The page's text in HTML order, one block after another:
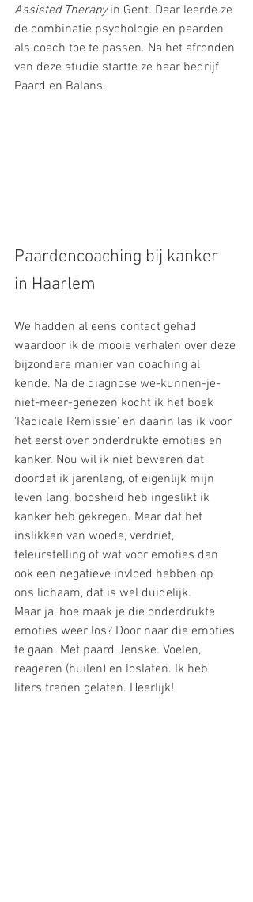
Assisted Therapy in Gent. Daar leerde ze
de combinatie psychologie en paarden
als coach toe te passen. Na het afronden
van deze studie startte ze haar bedrijf
Paard en Balans.
Paardencoaching bij kanker
in Haarlem
We hadden al eens contact gehad
waardoor ik de mooie verhalen over deze
bijzondere manier van coaching al
kende. Na de diagnose we-kunnen-je-
niet-meer-genezen kocht ik het boek
'Radicale Remissie' en daarin las ik voor
het eerst over onderdrukte emoties en
kanker. Nou wil ik niet beweren dat
doordat ik jarenlang, of eigenlijk mijn
leven lang, boosheid heb ingeslikt ik
kanker heb gekregen. Maar dat het
inslikken van woede, verdriet,
teleurstelling of wat voor emoties dan
ook een negatieve invloed hebben op
ons lichaam, dat is wel duidelijk.
Maar ja, hoe maak je die onderdrukte
emoties weer los? Door naar die emoties
te gaan. Met paard Jenske. Voelen,
reageren (huilen) en loslaten. Ik heb
liters tranen gelaten. Heerlijk!